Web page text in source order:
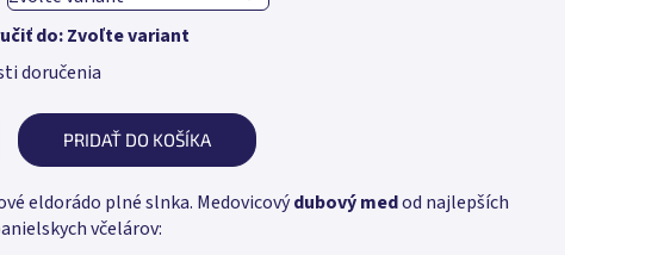
do:Zvoľte variant
doručenia
PRIDAŤ DO KOŠÍKA
eldorádo plné slnka. Medovicovýdubový medod najlepších
včelárov: